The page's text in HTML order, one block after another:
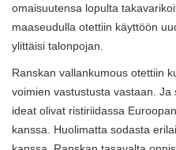
omaisuutensa lopulta
maaseudulla otettiin käyttöön
ylittäisi talonpojan.
Ranskan vallankumous otettiin
voimien vastustusta vastaan.
ideat olivat ristiriidassa
kanssa. Huolimatta sodasta